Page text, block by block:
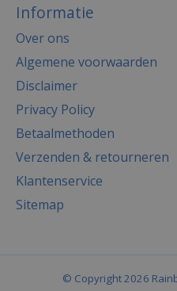
Informatie
Over ons
Algemene voorwaarden
Disclaimer
Privacy Policy
Betaalmethoden
Verzenden & retourneren
Klantenservice
Sitemap
© Copyright 2026